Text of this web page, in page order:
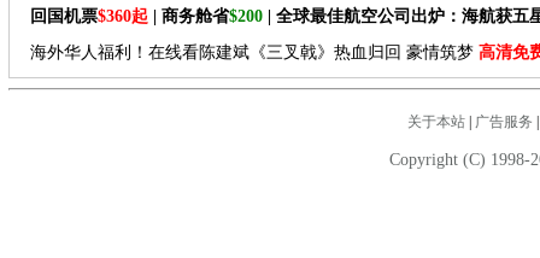
回国机票$360起 | 商务舱省$200 | 全球最佳航空公司出炉：海航获五
海外华人福利！在线看陈建斌《三叉戟》热血归回 豪情筑梦 高清免
关于本站| 广告服务
Copyright (C) 1998-